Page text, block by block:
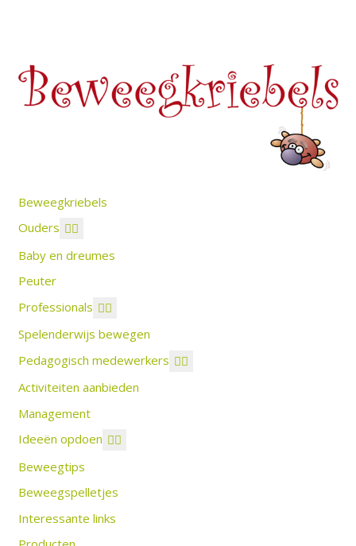
Beweegkriebels
Ouders
Baby en dreumes
Peuter
Professionals
Spelenderwijs bewegen
Pedagogisch medewerkers
Activiteiten aanbieden
Management
Ideeën opdoen
Beweegtips
Beweegspelletjes
Interessante links